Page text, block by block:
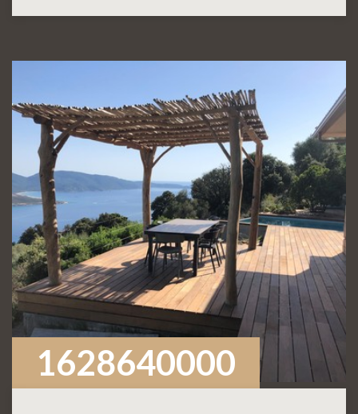
1628640000